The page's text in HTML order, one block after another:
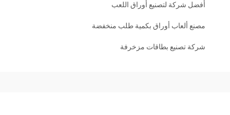
أفضل شركة لتصنيع أوراق اللعب
مصنع ألعاب أوراق بكمية طلب منخفضة
شركة تصنيع بطاقات مزخرفة